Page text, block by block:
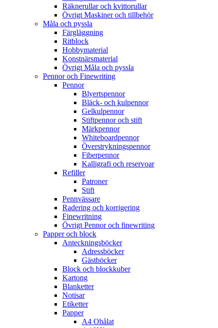
Räknerullar och kvittorullar
Övrigt Maskiner och tillbehör
Måla och pyssla
Färgläggning
Ritblock
Hobbymaterial
Konstnärsmaterial
Övrigt Måla och pyssla
Pennor och Finewriting
Pennor
Blyertspennor
Bläck- och kulpennor
Gelkulpennor
Stiftpennor och stift
Märkpennor
Whiteboardpennor
Överstrykningspennor
Fiberpennor
Kalligrafi och reservoar
Refiller
Patroner
Stift
Pennvässare
Radering och korrigering
Finewritning
Övrigt Pennor och finewriting
Papper och block
Anteckningsböcker
Adressböcker
Gästböcker
Block och blockkuber
Kartong
Blanketter
Notisar
Etiketter
Papper
A4 Ohålat